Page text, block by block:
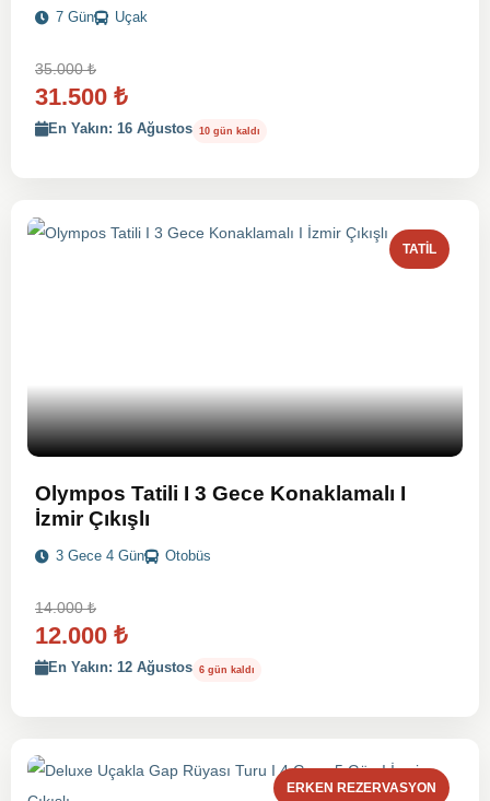
7 Gün Uçak
35.000₺
31.500 ₺
En Yakın: 16 Ağustos 10 gün kaldı
TATIL
Olympos Tatili I 3 Gece Konaklamalı I
İzmir Çıkışlı
3 Gece 4 Gün Otobüs
14.000₺
12.000 ₺
En Yakın: 12 Ağustos 6 gün kaldı
ERKEN REZERVASYON